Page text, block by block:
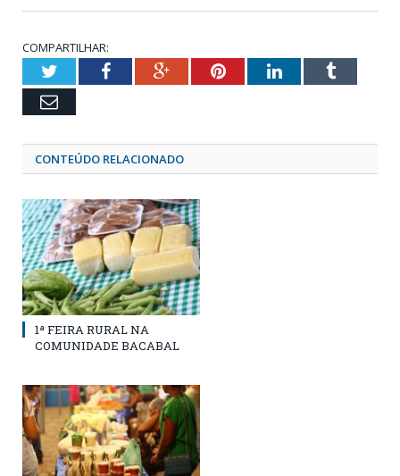
COMPARTILHAR:
TwitterFacebookGoogle+PinterestLinkedInTumblr
Email
CONTEÚDO RELACIONADO
1ª FEIRA RURAL NA
COMUNIDADE BACABAL